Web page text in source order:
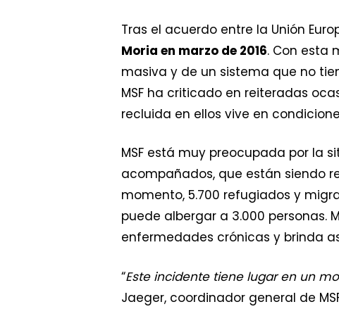
Tras el acuerdo entre la Unión
Moria en marzo de 2016. Con esta
masiva y de un sistema que no
MSF ha criticado en reiteradas
recluida en ellos vive en
MSF está muy preocupada por la
acompañados, que están siendo
momento, 5.700 refugiados y
puede albergar a 3.000 personas.
enfermedades crónicas y brinda
“Este incidente tiene lugar en un
Jaeger, coordinador general de